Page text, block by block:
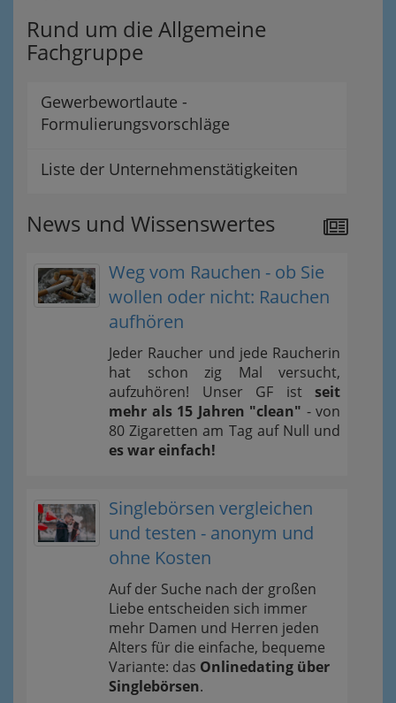
Rund um die Allgemeine
Fachgruppe
Gewerbewortlaute -
Formulierungsvorschläge
Liste der Unternehmenstätigkeiten
News und Wissenswertes
Weg vom Rauchen - ob Sie
wollen oder nicht: Rauchen
aufhören
Jeder Raucher und jede Raucherin
hat schon zig Mal versucht,
aufzuhören! Unser GF ist seit
mehr als 15 Jahren "clean" - von
80 Zigaretten am Tag auf Null und
es war einfach!
Singlebörsen vergleichen
und testen - anonym und
ohne Kosten
Auf der Suche nach der großen
Liebe entscheiden sich immer
mehr Damen und Herren jeden
Alters für die einfache, bequeme
Variante: das Onlinedating über
Singlebörsen.